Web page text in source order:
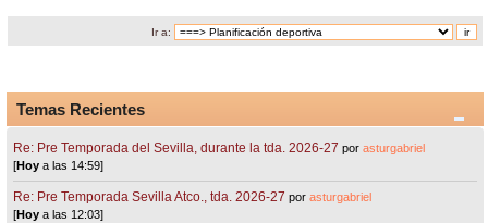
Ir a:
Temas Recientes
Re: Pre Temporada del Sevilla, durante la tda. 2026-27 porasturgabriel
[Hoy a las 14:59]
Re: Pre Temporada Sevilla Atco., tda. 2026-27 porasturgabriel
[Hoy a las 12:03]